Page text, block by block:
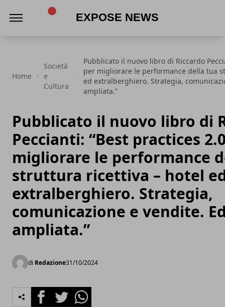
Home
Società
e
Cultura
Pubblicato il nuovo libro di Riccardo
per migliorare le performance della tua
ed extralberghiero. Strategia,
ampliata.”
Pubblicato il nuovo libro di
Peccianti: “Best practices
migliorare le performance
struttura ricettiva – hotel
extralberghiero. Strategia,
comunicazione e vendite.
ampliata.”
di Redazione31/10/2024
FacebookTwitterWhatsapp